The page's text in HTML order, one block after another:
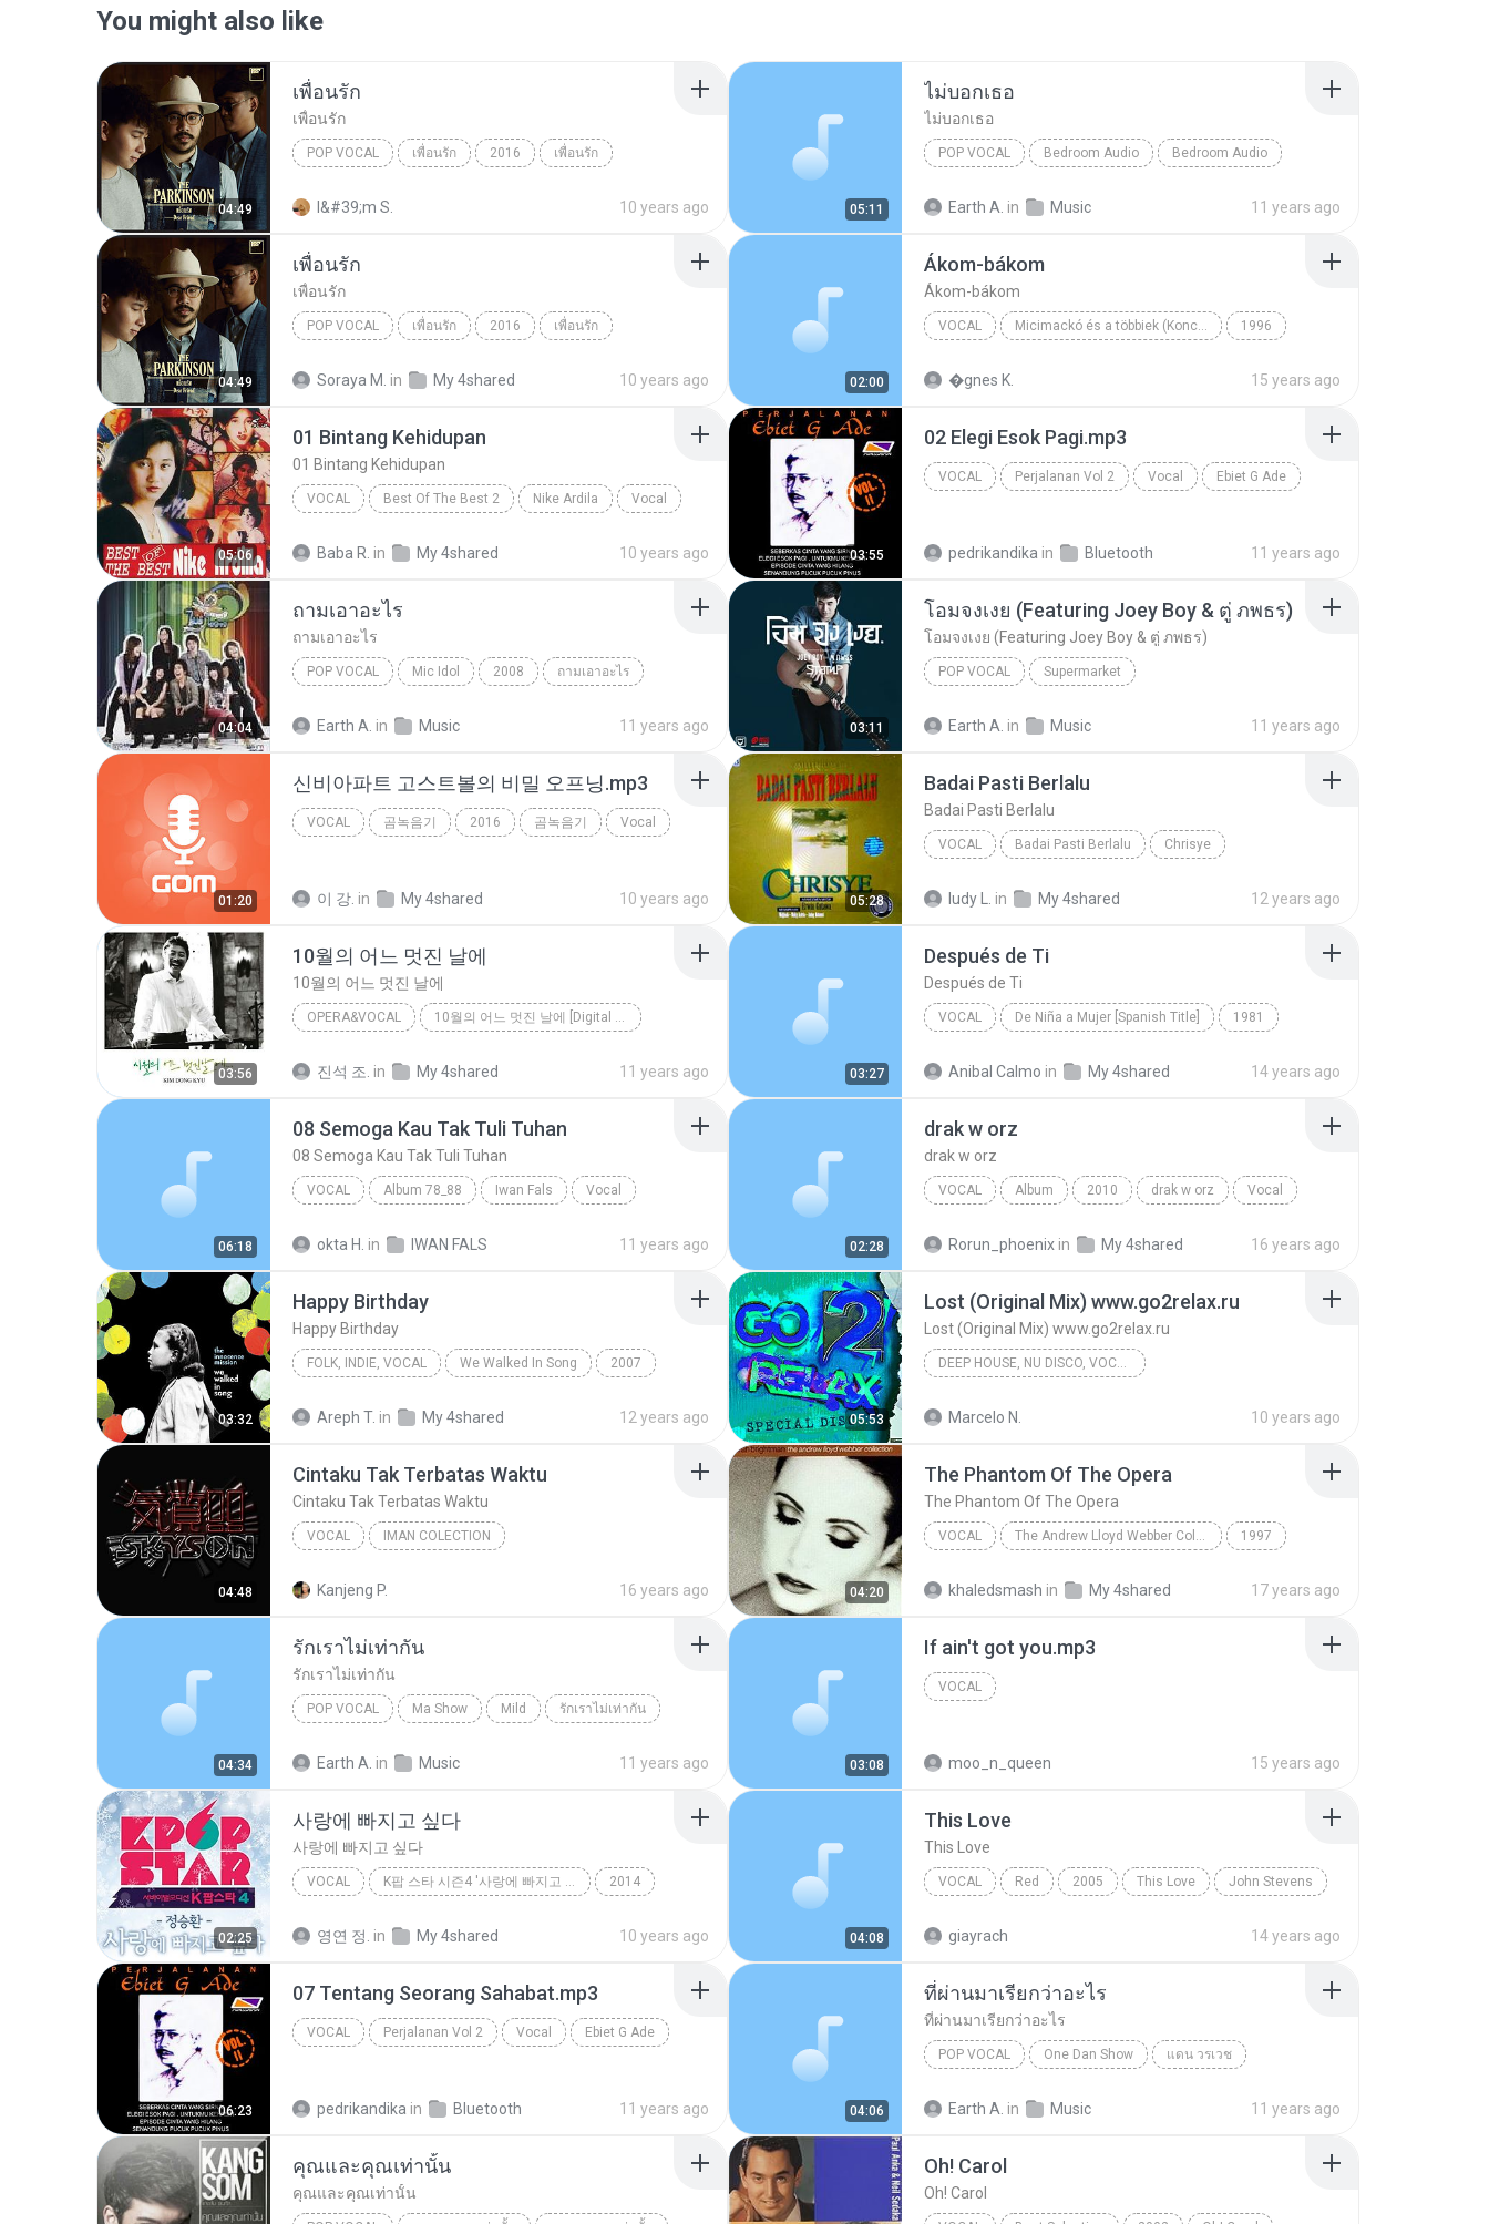
You might also like
04:49
เพื่อนรัก
เพื่อนรัก
POP VOCAL เพื่อนรัก 2016 เพื่อนรัก
I&#39;m S. 10 years ago 05:11
ไม่บอกเธอ
ไม่บอกเธอ
POP VOCAL Bedroom Audio Bedroom Audio
Earth A. in Music 11 years ago
04:49
เพื่อนรัก
เพื่อนรัก
POP VOCAL เพื่อนรัก 2016 เพื่อนรัก
Soraya M. in My 4shared 10 years ago 02:00
Ákom-bákom
Ákom-bákom
VOCAL Micimackó és a többiek (Koncert) 1996
�gnes K. 15 years ago
05:06
01 Bintang Kehidupan
01 Bintang Kehidupan
VOCAL Best Of The Best 2 Nike Ardila Vocal
Baba R. in My 4shared 10 years ago 03:55
02 Elegi Esok Pagi.mp3
VOCAL Perjalanan Vol 2 Vocal Ebiet G Ade
pedrikandika in Bluetooth 11 years ago
04:04
ถามเอาอะไร
ถามเอาอะไร
POP VOCAL Mic Idol 2008 ถามเอาอะไร
Earth A. in Music 11 years ago 03:11
โอมจงเงย (Featuring Joey Boy & ตู่ ภพธร)
โอมจงเงย (Featuring Joey Boy & ตู่ ภพธร)
POP VOCAL Supermarket
Earth A. in Music 11 years ago
01:20
신비아파트 고스트볼의 비밀 오프닝.mp3
VOCAL 곰녹음기 2016 곰녹음기 Vocal
이 강. in My 4shared 10 years ago 05:28
Badai Pasti Berlalu
Badai Pasti Berlalu
VOCAL Badai Pasti Berlalu Chrisye
ludy L. in My 4shared 12 years ago
03:56
10월의 어느 멋진 날에
10월의 어느 멋진 날에
OPERA&VOCAL 10월의 어느 멋진 날에 [Digital Single]
진석 조. in My 4shared 11 years ago 03:27
Después de Ti
Después de Ti
VOCAL De Niña a Mujer [Spanish Title] 1981
Anibal Calmo in My 4shared 14 years ago
06:18
08 Semoga Kau Tak Tuli Tuhan
08 Semoga Kau Tak Tuli Tuhan
VOCAL Album 78_88 Iwan Fals Vocal
okta H. in IWAN FALS 11 years ago 02:28
drak w orz
drak w orz
VOCAL Album 2010 drak w orz Vocal
Rorun_phoenix in My 4shared 16 years ago
03:32
Happy Birthday
Happy Birthday
FOLK, INDIE, VOCAL We Walked In Song 2007
Areph T. in My 4shared 12 years ago 05:53
Lost (Original Mix) www.go2relax.ru
Lost (Original Mix) www.go2relax.ru
DEEP HOUSE, NU DISCO, VOCAL HOUSE, CLUB HOUSE
Deep House, Nu Disco, Vocal House, Club House 17. Amine Edge DANCE
Marcelo N. 10 years ago
04:48
Cintaku Tak Terbatas Waktu
Cintaku Tak Terbatas Waktu
VOCAL IMAN COLECTION
Kanjeng P. 16 years ago 04:20
The Phantom Of The Opera
The Phantom Of The Opera
VOCAL The Andrew Lloyd Webber Collection 1997
khaledsmash in My 4shared 17 years ago
04:34
รักเราไม่เท่ากัน
รักเราไม่เท่ากัน
POP VOCAL Ma Show Mild รักเราไม่เท่ากัน
Earth A. in Music 11 years ago 03:08
If ain't got you.mp3
VOCAL
moo_n_queen 15 years ago
02:25
사랑에 빠지고 싶다
사랑에 빠지고 싶다
VOCAL K팝 스타 시즌4 '사랑에 빠지고 싶다' 2014
영연 정. in My 4shared 10 years ago 04:08
This Love
This Love
VOCAL Red 2005 This Love John Stevens
giayrach 14 years ago
06:23
07 Tentang Seorang Sahabat.mp3
VOCAL Perjalanan Vol 2 Vocal Ebiet G Ade
pedrikandika in Bluetooth 11 years ago 04:06
ที่ผ่านมาเรียกว่าอะไร
ที่ผ่านมาเรียกว่าอะไร
POP VOCAL One Dan Show แดน วรเวช
Earth A. in Music 11 years ago
คุณและคุณเท่านั้น
คุณและคุณเท่านั้น
Oh! Carol
Oh! Carol